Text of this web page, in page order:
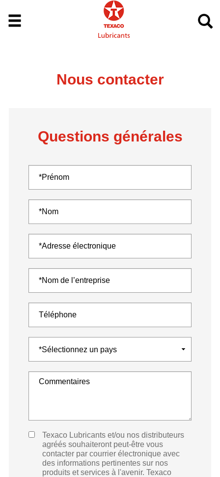
Nous contacter
Questions générales
Texaco Lubricants et/ou nos distributeurs
agréés souhaiteront peut-être vous
contacter par courrier électronique avec
des informations pertinentes sur nos
produits et services à l'avenir. Texaco